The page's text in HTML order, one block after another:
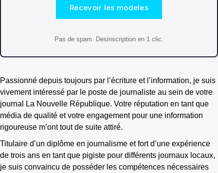
Recevoir les modeles
Pas de spam. Desinscription en 1 clic.
Passionné depuis toujours par l’écriture et l’information, je suis
vivement intéressé par le poste de journaliste au sein de votre
journal La Nouvelle République. Votre réputation en tant que
média de qualité et votre engagement pour une information
rigoureuse m’ont tout de suite attiré.
Titulaire d’un diplôme en journalisme et fort d’une expérience
de trois ans en tant que pigiste pour différents journaux locaux,
je suis convaincu de posséder les compétences nécessaires